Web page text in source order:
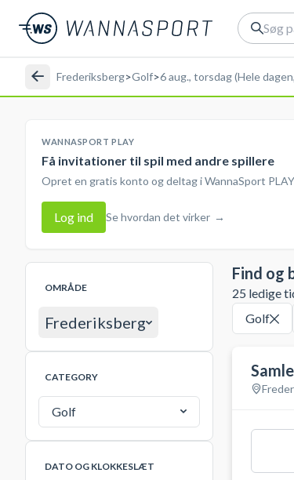
Frederiksberg>Golf>6 aug., torsdag (Hele
WANNASPORT PLAY
Få invitationer til spil med andre spillere
Opret en gratis konto og deltag i WannaSport
Log ind Se hvordan det virker →
OMRÅDE
Frederiksberg
CATEGORY
Golf
DATO OG KLOKKESLÆT
Find og
25 ledige
Golf